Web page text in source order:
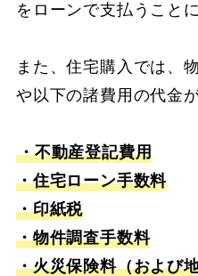
をローンで支払うこと
また、住宅購入では、
や以下の諸費用の代金
・不動産登記費用
・住宅ローン手数料
・印紙税
・物件調査手数料
・火災保険料（および